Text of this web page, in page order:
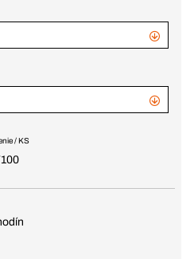
/ KS